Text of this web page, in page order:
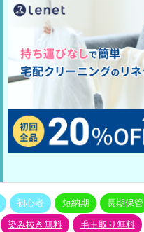
初心者 短納期 長期保管
染み抜き無料 毛玉取り無料